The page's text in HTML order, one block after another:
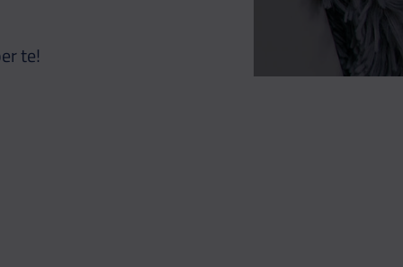
te!